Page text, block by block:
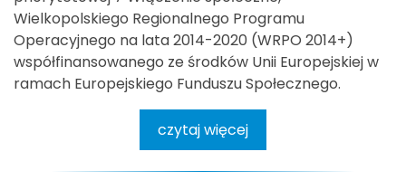
Wielkopolskiego Regionalnego Programu
Operacyjnego na lata 2014-2020 (WRPO 2014+)
współfinansowanego ze środków Unii Europejskiej w
ramach Europejskiego Funduszu Społecznego.
czytaj więcej